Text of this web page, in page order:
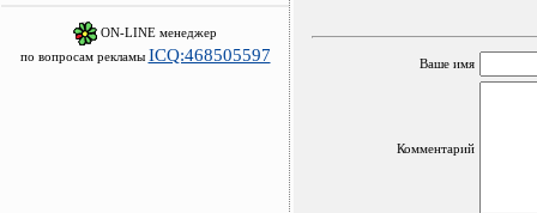
ON-LINE менеджер
по вопросам рекламы ICQ:468505597 Ваше имя
Комментарий